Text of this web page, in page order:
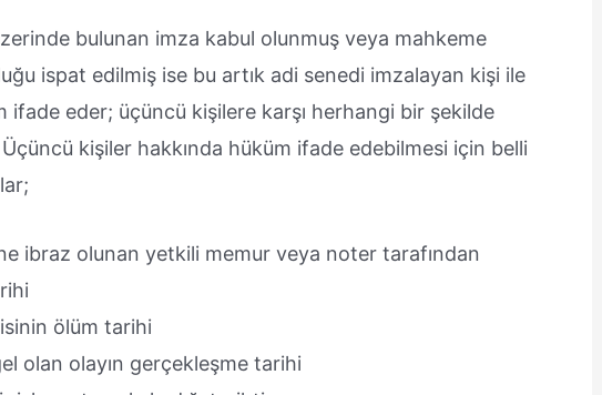
bulunan imza kabul olunmuş veya mahkeme
ispat edilmiş ise bu artık adi senedi imzalayan kişi ile
ifade eder; üçüncü kişilere karşı herhangi bir şekilde
kişiler hakkında hüküm ifade edebilmesi için belli
ibraz olunan yetkili memur veya noter tarafından
ölüm tarihi
olan olayın gerçekleşme tarihi